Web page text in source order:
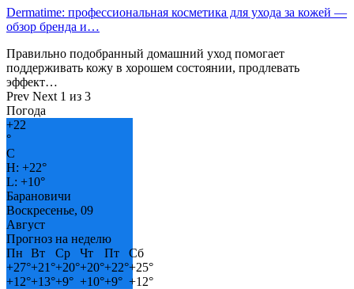
Dermatime: профессиональная косметика для ухода за кожей —
обзор бренда и…
Правильно подобранный домашний уход помогает
поддерживать кожу в хорошем состоянии, продлевать
эффект…
Prev Next 1 из 3
Погода
+22
°
C
H: +22°
L: +10°
Барановичи
Воскресенье, 09
Август
Прогноз на неделю
Пн
Вт Ср Чт Пт
Сб
+27°+21°+20°+20°+22°+25°
+12°+13°+9° +10°+9° +12°